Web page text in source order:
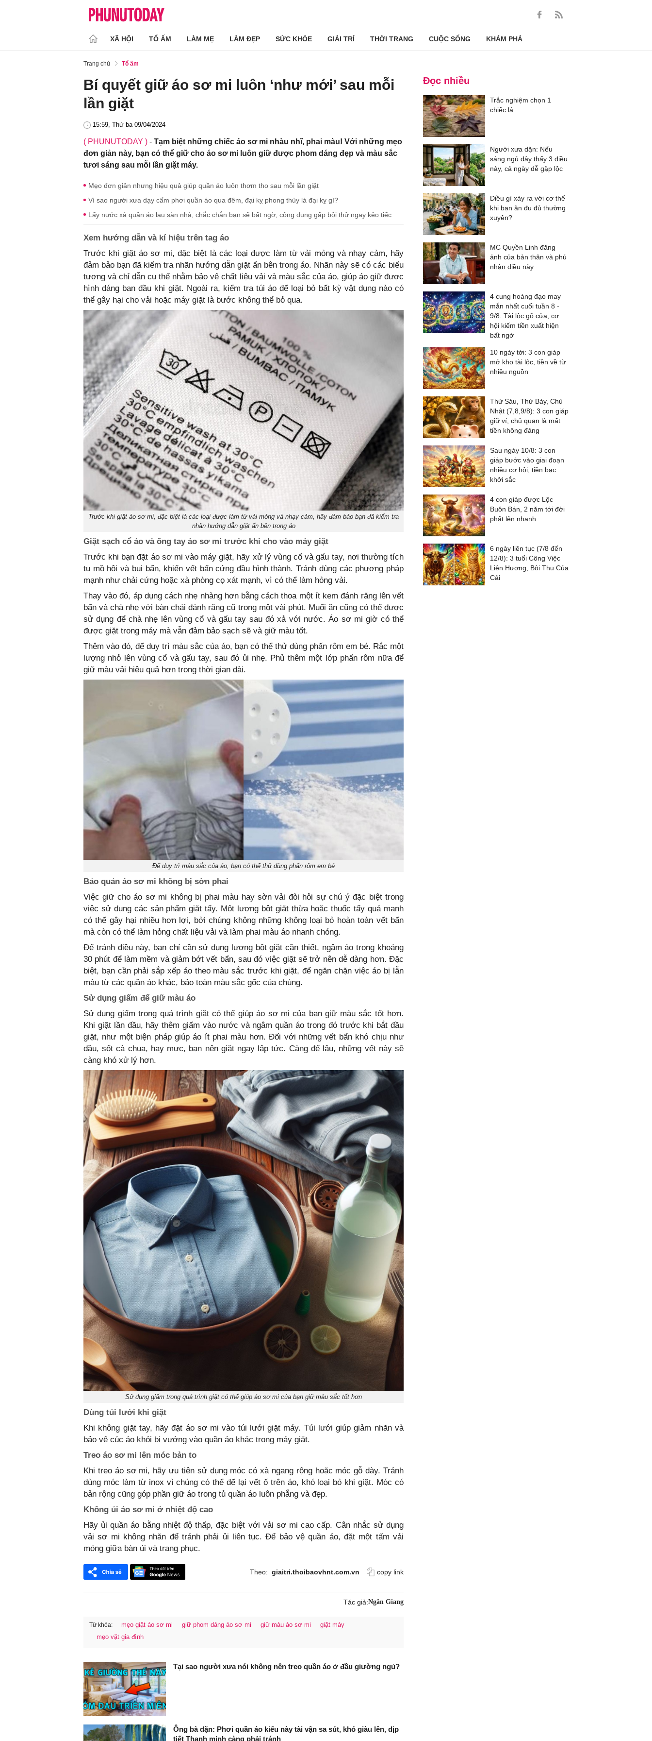
XÃ HỘI TỔ ẤM LÀM MẸ LÀM ĐẸP SỨC KHỎE GIẢI TRÍ THỜI TRANG CUỘC SỐNG KHÁM PHÁ
Trang chủ Tổ ấm
Bí quyết giữ áo sơ mi luôn ‘như mới’ sau mỗi
lần giặt
15:59, Thứ ba 09/04/2024
( PHUNUTODAY ) - Tạm biệt những chiếc áo sơ mi nhàu nhĩ, phai màu! Với những mẹo
đơn giản này, bạn có thể giữ cho áo sơ mi luôn giữ được phom dáng đẹp và màu sắc
tươi sáng sau mỗi lần giặt máy.
Mẹo đơn giản nhưng hiệu quả giúp quần áo luôn thơm tho sau mỗi lần giặt
Vì sao người xưa dạy cấm phơi quần áo qua đêm, đại kỵ phong thủy là đại kỵ gì?
Lấy nước xả quần áo lau sàn nhà, chắc chắn bạn sẽ bất ngờ, công dụng gấp bội thử ngay kẻo tiếc
Xem hướng dẫn và kí hiệu trên tag áo
Trước khi giặt áo sơ mi, đặc biệt là các loại được làm từ vải mỏng và nhạy cảm, hãy
đảm bảo bạn đã kiểm tra nhãn hướng dẫn giặt ẩn bên trong áo. Nhãn này sẽ có các biểu
tượng và chỉ dẫn cụ thể nhằm bảo vệ chất liệu vải và màu sắc của áo, giúp áo giữ được
hình dáng ban đầu khi giặt. Ngoài ra, kiểm tra túi áo để loại bỏ bất kỳ vật dụng nào có
thể gây hại cho vải hoặc máy giặt là bước không thể bỏ qua.
Trước khi giặt áo sơ mi, đặc biệt là các loại được làm từ vải mỏng và nhạy cảm, hãy đảm bảo bạn đã kiểm tra
nhãn hướng dẫn giặt ẩn bên trong áo
Giặt sạch cổ áo và ống tay áo sơ mi trước khi cho vào máy giặt
Trước khi bạn đặt áo sơ mi vào máy giặt, hãy xử lý vùng cổ và gấu tay, nơi thường tích
tụ mồ hôi và bụi bẩn, khiến vết bẩn cứng đầu hình thành. Tránh dùng các phương pháp
mạnh như chải cứng hoặc xà phòng cọ xát mạnh, vì có thể làm hỏng vải.
Thay vào đó, áp dụng cách nhẹ nhàng hơn bằng cách thoa một ít kem đánh răng lên vết
bẩn và chà nhẹ với bàn chải đánh răng cũ trong một vài phút. Muối ăn cũng có thể được
sử dụng để chà nhẹ lên vùng cổ và gấu tay sau đó xả với nước. Áo sơ mi giờ có thể
được giặt trong máy mà vẫn đảm bảo sạch sẽ và giữ màu tốt.
Thêm vào đó, để duy trì màu sắc của áo, bạn có thể thử dùng phấn rôm em bé. Rắc một
lượng nhỏ lên vùng cổ và gấu tay, sau đó ủi nhẹ. Phủ thêm một lớp phấn rôm nữa để
giữ màu vải hiệu quả hơn trong thời gian dài.
Để duy trì màu sắc của áo, bạn có thể thử dùng phấn rôm em bé
Bảo quản áo sơ mi không bị sờn phai
Việc giữ cho áo sơ mi không bị phai màu hay sờn vải đòi hỏi sự chú ý đặc biệt trong
việc sử dụng các sản phẩm giặt tẩy. Một lượng bột giặt thừa hoặc thuốc tẩy quá mạnh
có thể gây hại nhiều hơn lợi, bởi chúng không những không loại bỏ hoàn toàn vết bẩn
mà còn có thể làm hỏng chất liệu vải và làm phai màu áo nhanh chóng.
Để tránh điều này, bạn chỉ cần sử dụng lượng bột giặt cần thiết, ngâm áo trong khoảng
30 phút để làm mềm và giảm bớt vết bẩn, sau đó việc giặt sẽ trở nên dễ dàng hơn. Đặc
biệt, bạn cần phải sắp xếp áo theo màu sắc trước khi giặt, để ngăn chặn việc áo bị lẫn
màu từ các quần áo khác, bảo toàn màu sắc gốc của chúng.
Sử dụng giấm để giữ màu áo
Sử dụng giấm trong quá trình giặt có thể giúp áo sơ mi của bạn giữ màu sắc tốt hơn.
Khi giặt lần đầu, hãy thêm giấm vào nước và ngâm quần áo trong đó trước khi bắt đầu
giặt, như một biện pháp giúp áo ít phai màu hơn. Đối với những vết bẩn khó chịu như
dầu, sốt cà chua, hay mực, bạn nên giặt ngay lập tức. Càng để lâu, những vết này sẽ
càng khó xử lý hơn.
Sử dụng giấm trong quá trình giặt có thể giúp áo sơ mi của bạn giữ màu sắc tốt hơn
Dùng túi lưới khi giặt
Khi không giặt tay, hãy đặt áo sơ mi vào túi lưới giặt máy. Túi lưới giúp giảm nhăn và
bảo vệ cúc áo khỏi bị vướng vào quần áo khác trong máy giặt.
Treo áo sơ mi lên móc bản to
Khi treo áo sơ mi, hãy ưu tiên sử dụng móc có xà ngang rộng hoặc móc gỗ dày. Tránh
dùng móc làm từ inox vì chúng có thể để lại vết ố trên áo, khó loại bỏ khi giặt. Móc có
bản rộng cũng góp phần giữ áo trong tủ quần áo luôn phẳng và đẹp.
Không ủi áo sơ mi ở nhiệt độ cao
Hãy ủi quần áo bằng nhiệt độ thấp, đặc biệt với vải sơ mi cao cấp. Cân nhắc sử dụng
vải sơ mi không nhăn để tránh phải ủi liên tục. Để bảo vệ quần áo, đặt một tấm vải
mỏng giữa bàn ủi và trang phục.
FaceBook
Theo: giaitri.thoibaovhnt.com.vn copy link
Tác giả:Ngân Giang
Từ khóa: mẹo giặt áo sơ mi giữ phom dáng áo sơ mi giữ màu áo sơ mi
giặt máy
mẹo vặt gia đình
Tại sao người xưa nói không nên treo quần áo ở đầu giường ngủ?
Ông bà dặn: Phơi quần áo kiểu này tài vận sa sút, khó giàu lên, dịp
tiết Thanh minh càng phải tránh
Đọc nhiều
Trắc nghiệm chọn 1
chiếc lá
Người xưa dặn: Nếu
sáng ngủ dậy thấy 3 điều
này, cả ngày dễ gặp lộc
Điều gì xảy ra với cơ thể
khi bạn ăn đu đủ thường
xuyên?
MC Quyền Linh đăng
ảnh của bản thân và phủ
nhận điều này
4 cung hoàng đạo may
mắn nhất cuối tuần 8 -
9/8: Tài lộc gõ cửa, cơ
hội kiếm tiền xuất hiện
bất ngờ
10 ngày tới: 3 con giáp
mở kho tài lộc, tiền về từ
nhiều nguồn
Thứ Sáu, Thứ Bảy, Chủ
Nhật (7,8,9/8): 3 con giáp
giữ ví, chủ quan là mất
tiền không đáng
Sau ngày 10/8: 3 con
giáp bước vào giai đoạn
nhiều cơ hội, tiền bạc
khởi sắc
4 con giáp được Lộc
Buôn Bán, 2 năm tới đời
phất lên nhanh
6 ngày liên tục (7/8 đến
12/8): 3 tuổi Công Việc
Liên Hương, Bội Thu Của
Cải